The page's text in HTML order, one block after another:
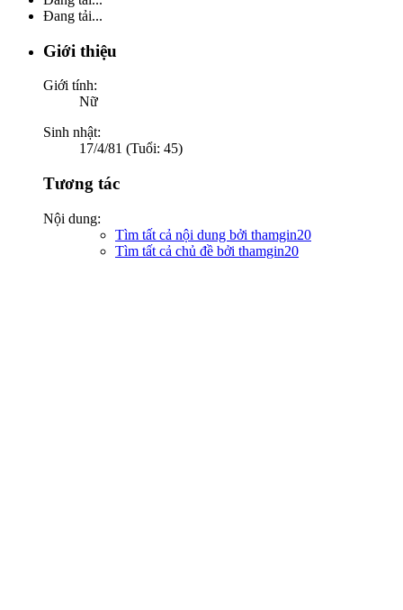
Đang tải...
Giới thiệu
Giới tính:
Nữ
Sinh nhật:
17/4/81 (Tuổi: 45)
Tương tác
Nội dung:
Tìm tất cả nội dung bởi thamgin20
Tìm tất cả chủ đề bởi thamgin20